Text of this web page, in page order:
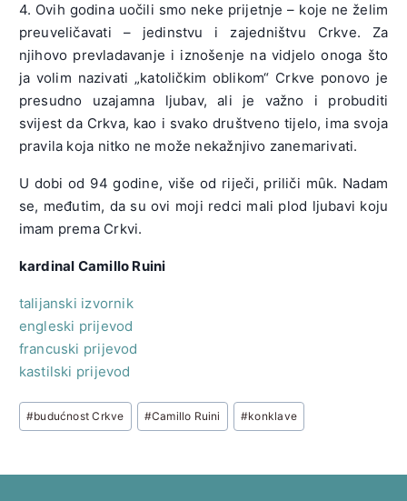
4. Ovih godina uočili smo neke prijetnje – koje ne želim
preuveličavati – jedinstvu i zajedništvu Crkve. Za
njihovo prevladavanje i iznošenje na vidjelo onoga što
ja volim nazivati „katoličkim oblikom“ Crkve ponovo je
presudno uzajamna ljubav, ali je važno i probuditi
svijest da Crkva, kao i svako društveno tijelo, ima svoja
pravila koja nitko ne može nekažnjivo zanemarivati.
U dobi od 94 godine, više od riječi, priliči mȗk. Nadam
se, međutim, da su ovi moji redci mali plod ljubavi koju
imam prema Crkvi.
kardinal Camillo Ruini
talijanski izvornik
engleski prijevod
francuski prijevod
kastilski prijevod
Post
Tags:
#budućnost Crkve #Camillo Ruini #konklave